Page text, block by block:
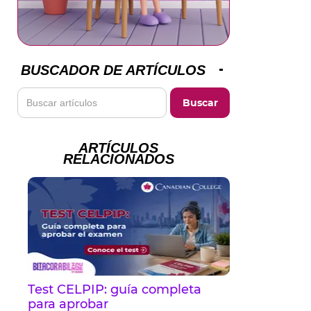
BUSCADOR DE ARTÍCULOS
ARTÍCULOS
RELACIONADOS
Test CELPIP: guía completa
para aprobar